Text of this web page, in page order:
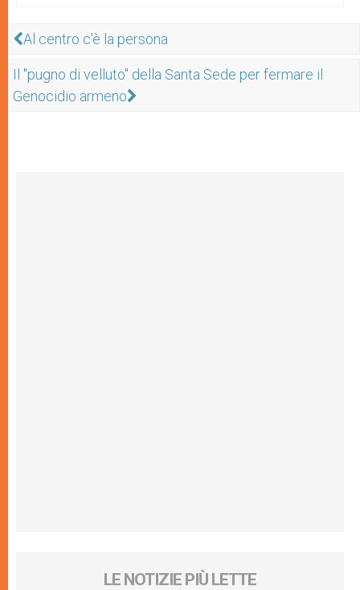
Al centro c'è la persona
Il "pugno di velluto" della Santa Sede per fermare il
Genocidio armeno
LE NOTIZIE PIÙ LETTE